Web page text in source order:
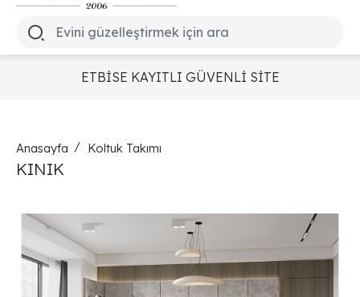
ETBİSE KAYITLI GÜVENLİ SİTE
Anasayfa Koltuk Takımı
KINIK